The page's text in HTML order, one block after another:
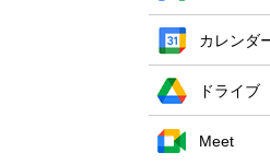
カレンダ
ドライブ
Meet